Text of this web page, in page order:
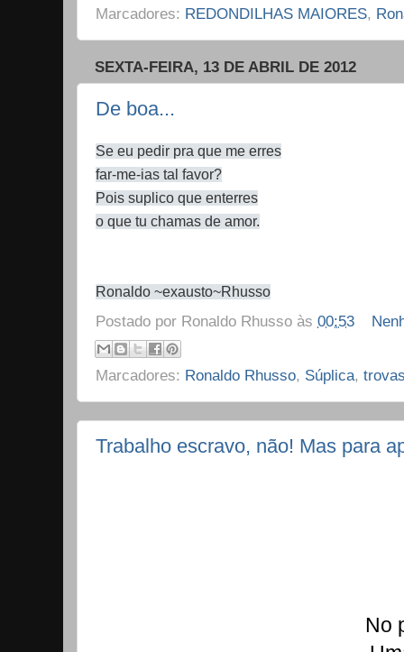
Marcadores: REDONDILHAS MAIORES,
SEXTA-FEIRA, 13 DE ABRIL DE 2012
De boa...
Se eu pedir pra que me erres
far-me-ias tal favor?
Pois suplico que enterres
o que tu chamas de amor.
Ronaldo ~exausto~Rhusso
Postado por Ronaldo Rhusso às 00:53
Marcadores: Ronaldo Rhusso, Súplica,
Trabalho escravo, não! Mas para
No